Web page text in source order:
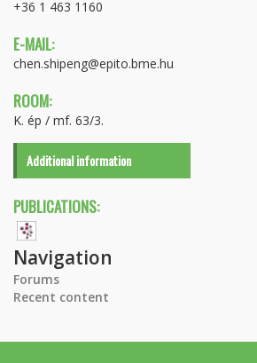
+36 1 463 1160
E-MAIL:
chen.shipeng@epito.bme.hu
ROOM:
K. ép / mf. 63/3.
Additional information
PUBLICATIONS:
Navigation
Forums
Recent content